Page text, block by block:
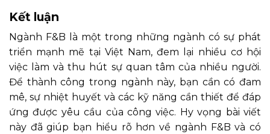
Kết luận
Ngành F&B là một trong những ngành có sự phát
triển mạnh mẽ tại Việt Nam, đem lại nhiều cơ hội
việc làm và thu hút sự quan tâm của nhiều người.
Để thành công trong ngành này, bạn cần có đam
mê, sự nhiệt huyết và các kỹ năng cần thiết để đáp
ứng được yêu cầu của công việc. Hy vọng bài viết
này đã giúp bạn hiểu rõ hơn về ngành F&B và có